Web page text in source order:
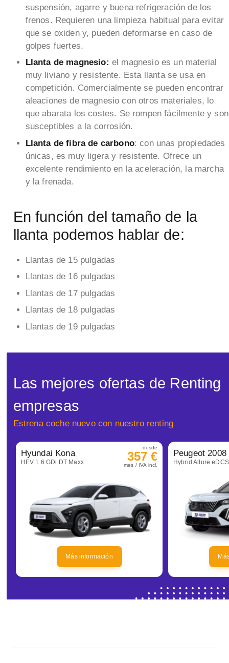
suspensión, agarre y buena refrigeración de los
frenos. Requieren una limpieza habitual para evitar
que se oxiden y, pueden deformarse en caso de
golpes fuertes.
Llanta de magnesio: el magnesio es un material
muy liviano y resistente. Esta llanta se usa en
competición. Comercialmente se pueden encontrar
aleaciones de magnesio con otros materiales, lo
que abarata los costes. Se rompen fácilmente y son
susceptibles a la corrosión.
Llanta de fibra de carbono: con unas propiedades
únicas, es muy ligera y resistente. Ofrece un
excelente rendimiento en la aceleración, la marcha
y la frenada.
En función del tamaño de la
llanta podemos hablar de:
Llantas de 15 pulgadas
Llantas de 16 pulgadas
Llantas de 17 pulgadas
Llantas de 18 pulgadas
Llantas de 19 pulgadas
Las mejores ofertas de Renting
empresas
Estrena coche nuevo con nuestro renting
Hyundai Kona
HEV 1.6 GDi DT Maxx
desde
357 €
mes / IVA incl.
Más información
Peugeot 2008
Hybrid Allure